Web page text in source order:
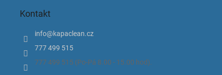
Kontakt
info@kapaclean.cz
777 499 515
777 499 515 (Po-Pá 8.00 - 15.00 hod).